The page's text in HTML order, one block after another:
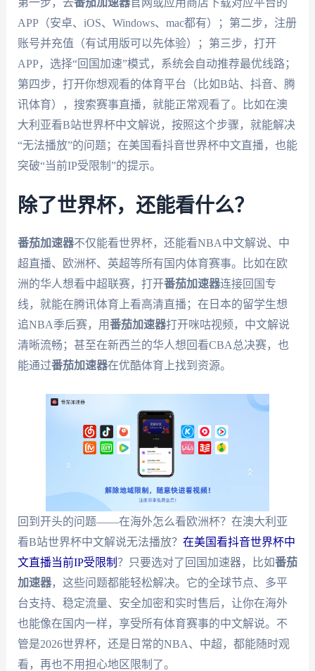
APP（安卓、iOS、Windows、mac都有）；第二步，注册
账号并充值（有试用版可以先体验）；第三步，打开
APP，选择“回国加速”模式，系统会自动推荐最优线路；
第四步，打开你想观看的体育平台（比如B站、抖音、腾
讯体育），搜索赛事直播，就能正常观看了。比如在澳
大利亚看B站世界杯中文解说，按照这个步骤，就能解决
“无法播放”的问题；在美国看抖音世界杯中文直播，也能
突破“当前IP受限制”的提示。
除了世界杯，还能看什么？
番茄加速器不仅能看世界杯，还能看NBA中文解说、中
超直播、欧洲杯、英超等所有国内体育赛事。比如在欧
洲的华人想看中超联赛，打开番茄加速器连接回国专
线，就能在腾讯体育上看高清直播；在日本的留学生想
追NBA季后赛，用番茄加速器打开咪咕视频，中文解说
清晰流畅；甚至在新西兰的华人想回看CBA总决赛，也
能通过番茄加速器在优酷体育上找到资源。
回到开头的问题——在海外怎么看欧洲杯？在澳大利亚
看B站世界杯中文解说无法播放？ 在美国看抖音世界杯中
文直播当前IP受限制 ？只要选对了回国加速器，比如番茄
加速器，这些问题都能轻松解决。它的全球节点、多平
台支持、稳定流量、安全加密和实时售后，让你在海外
也能像在国内一样，享受所有体育赛事的中文解说。不
管是2026世界杯，还是日常的NBA、中超，都能随时观
看，再也不用担心地区限制了。